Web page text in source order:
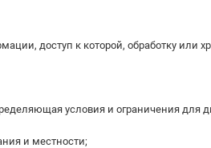
доступ к которой, обработку или
условия и ограничения для
и местности;